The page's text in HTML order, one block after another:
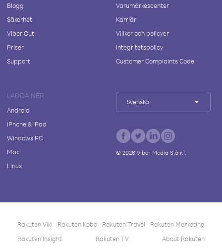
Blogg
Säkerhet
Viber Out
Priser
Support
Varumärkescenter
Karriär
Villkor och policyer
Integritetspolicy
Customer Complaints Code
LADDA NER
Android
iPhone & iPad
Windows PC
Mac
Linux
Svenska
© 2026Viber Media S.à r.l.
Rakuten Viki Rakuten Kobo Rakuten Travel
Rakuten Marketing
Rakuten Insight
Rakuten TV About Rakuten